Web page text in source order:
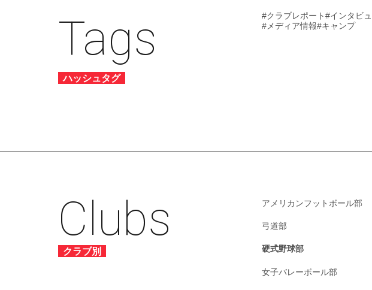
Tags
ハッシュタグ
#クラブレポート#インタビ
#メディア情報#キャンプ
Clubs
クラブ別
アメリカンフットボール部
弓道部
硬式野球部
女子バレーボール部